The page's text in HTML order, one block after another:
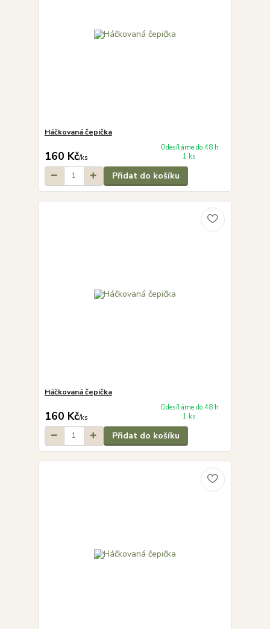
Háčkovaná čepička
160 Kč/ks
Odesíláme do 48 h
1 ks
Přidat do košíku
Háčkovaná čepička
160 Kč/ks
Odesíláme do 48 h
1 ks
Přidat do košíku